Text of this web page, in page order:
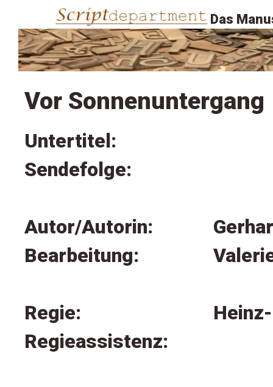
Das
Vor Sonnenuntergang
Untertitel:
Sendefolge:
Autor/Autorin:
Bearbeitung:
Regie:
Regieassistenz: